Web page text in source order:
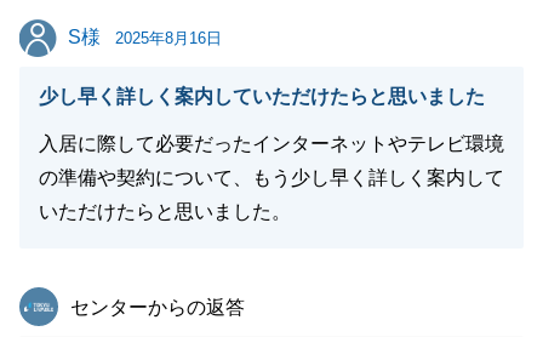
上げます。
閉じる
S様
S様 2025年8月16日
少し早く詳しく案内していただけたらと思いました
入居に際して必要だったインターネットやテレビ環境
の準備や契約について、もう少し早く詳しく案内して
いただけたらと思いました。
東急リバブル
センターからの返答